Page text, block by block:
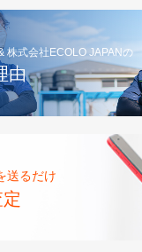
株式会社ECOLO JAPANの
由
送るだけ